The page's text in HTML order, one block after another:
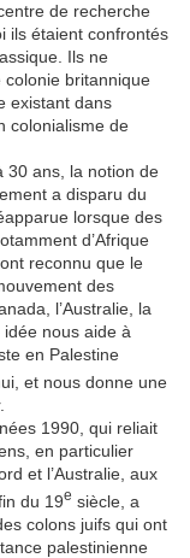
de recherche
ils étaient confrontés
Ils ne
britannique
existant dans
colonialisme de
30 ans, la notion de
a disparu du
lorsque des
d’Afrique
reconnu que le
des
l’Australie, la
idée nous aide à
en Palestine
et nous donne une
1990, qui reliait
en particulier
et l’Australie, aux
du 19e siècle, a
colons juifs qui ont
palestinienne